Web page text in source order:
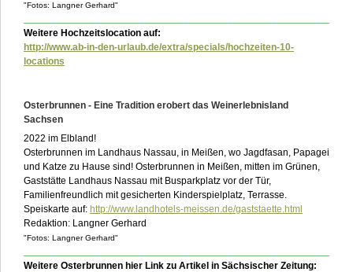
"Fotos: Langner Gerhard"
Weitere Hochzeitslocation auf:
http://www.ab-in-den-urlaub.de/extra/specials/hochzeiten-10-
locations
Osterbrunnen - Eine Tradition erobert das Weinerlebnisland
Sachsen
2022 im Elbland!
Osterbrunnen im Landhaus Nassau, in Meißen, wo Jagdfasan, Papagei
und Katze zu Hause sind! Osterbrunnen in Meißen, mitten im Grünen,
Gaststätte Landhaus Nassau mit Busparkplatz vor der Tür,
Familienfreundlich mit gesicherten Kinderspielplatz, Terrasse.
Speiskarte auf: http://www.landhotels-meissen.de/gaststaette.html
Redaktion: Langner Gerhard
"Fotos: Langner Gerhard"
Weitere Osterbrunnen hier Link zu Artikel in Sächsischer Zeitung: